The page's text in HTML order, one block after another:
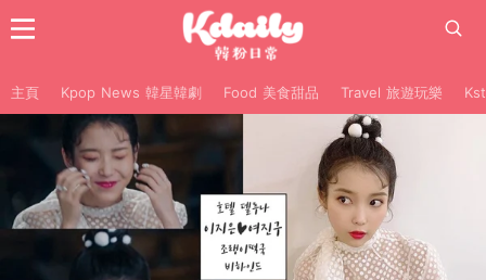
主頁 Kpop News 韓星韓劇 Food 美食甜品 Travel 旅遊玩樂